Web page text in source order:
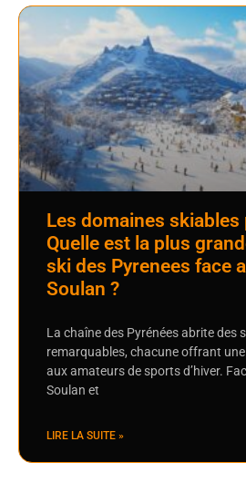
Les domaines skiables
Quelle est la plus
ski des Pyrenees face
Soulan ?
La chaîne des Pyrénées abrite des
remarquables, chacune offrant
aux amateurs de sports d’hiver.
Soulan et
LIRE LA SUITE »